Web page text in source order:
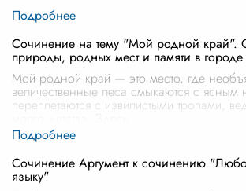
Сочинение на тему "Мой родной край".
природы, родных мест и памяти в городе
Мой родной край — это место, где
величественные леса смыкаются с
переплетаются с извилистыми тропами,
Сочинение Аргумент к сочинению
языку"